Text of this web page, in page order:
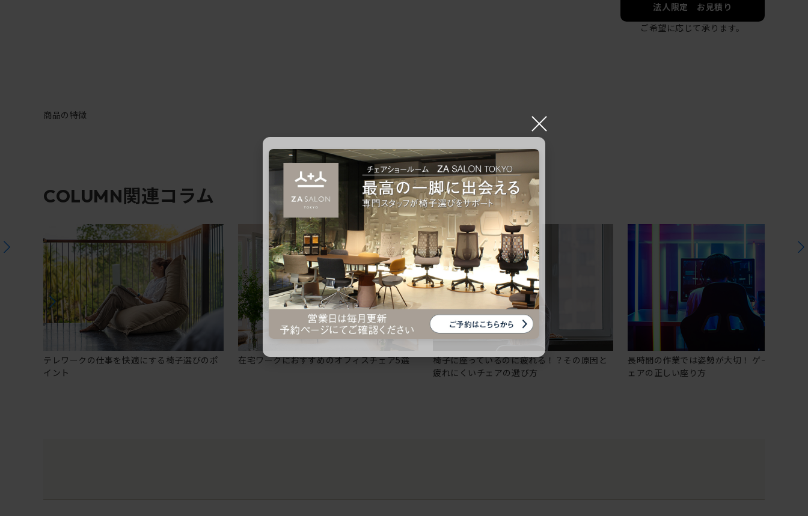
法人限定 お見積り
ご希望に応じて承ります。
商品の特徴
COLUMN関連コラム
テレワークの仕事を快適にする椅子選びのポ
イント
在宅ワークにおすすめのオフィスチェア5選
椅子に座っているのに疲れる！？その原因と
疲れにくいチェアの選び方
長時間の作業では姿勢が大切！ ゲーミングチ
ェアの正しい座り方
×